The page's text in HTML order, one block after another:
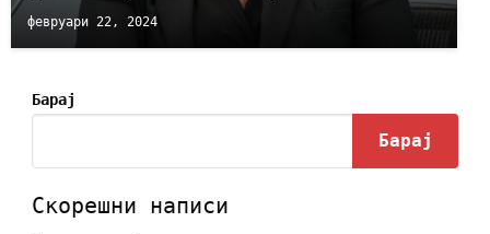
февруари 22, 2024
Барај
Барај
Скорешни написи